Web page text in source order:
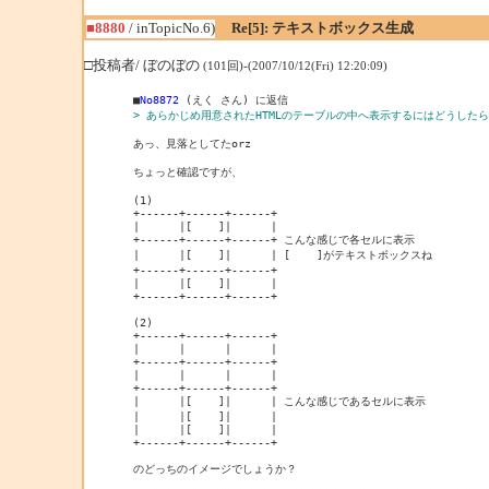
■8880 / inTopicNo.6)
Re[5]: テキストボックス生成
□投稿者/ ぼのぼの (101回)-(2007/10/12(Fri) 12:20:09)
■No8872
(えく さん) に返信
> あらかじめ用意されたHTMLのテーブルの中へ表示するにはどうした
あっ、見落としてたorz
ちょっと確認ですが、
(1)
+------+------+------+
|      |[    ]|      |
+------+------+------+ こんな感じで各セルに表示
|      |[    ]|      | [    ]がテキストボックスね
+------+------+------+
|      |[    ]|      |
+------+------+------+
(2)
+------+------+------+
|      |      |      |
+------+------+------+
|      |      |      |
+------+------+------+
|      |[    ]|      | こんな感じであるセルに表示
|      |[    ]|      |
|      |[    ]|      |
+------+------+------+
のどっちのイメージでしょうか？